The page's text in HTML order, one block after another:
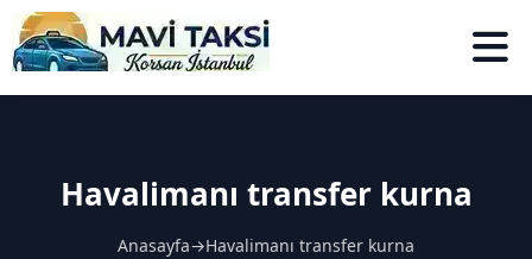
Havalimanı transfer kurna
Anasayfa→Havalimanı transfer kurna